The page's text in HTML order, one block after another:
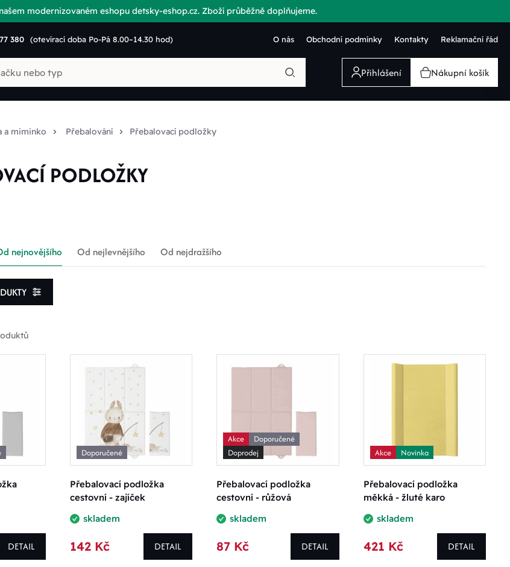
modernizovaném eshopu detsky-eshop.cz. Zboží průběžně doplňujeme.
380 (otevírací doba Po-Pá 8.00–14.30 hod) O nás Obchodní podmínky Kontakty Reklamační řád
Přihlášení Nákupní košík
a miminko Přebalování Přebalovací podložky
PODLOŽKY
nejnovějšího Od nejlevnějšího Od nejdražšího
ceny
DETAIL
Doporučené
Přebalovací podložka
cestovní - zajíček
skladem
142 Kč DETAIL
Akce
Doporučené
Doprodej
Přebalovací podložka
cestovní - růžová
skladem
87 Kč DETAIL
Akce Novinka
Přebalovací podložka
měkká - žluté karo
skladem
421 Kč DETAIL